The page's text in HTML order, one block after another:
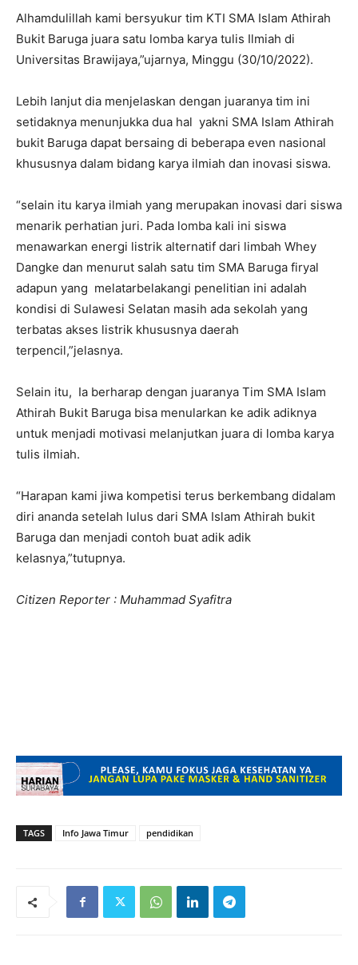
Alhamdulillah kami bersyukur tim KTI SMA Islam Athirah
Bukit Baruga juara satu lomba karya tulis Ilmiah di
Universitas Brawijaya,”ujarnya, Minggu (30/10/2022).
Lebih lanjut dia menjelaskan dengan juaranya tim ini
setidaknya menunjukka dua hal yakni SMA Islam Athirah
bukit Baruga dapat bersaing di beberapa even nasional
khususnya dalam bidang karya ilmiah dan inovasi siswa.
“selain itu karya ilmiah yang merupakan inovasi dari siswa
menarik perhatian juri. Pada lomba kali ini siswa
menawarkan energi listrik alternatif dari limbah Whey
Dangke dan menurut salah satu tim SMA Baruga firyal
adapun yang melatarbelakangi penelitian ini adalah
kondisi di Sulawesi Selatan masih ada sekolah yang
terbatas akses listrik khususnya daerah
terpencil,”jelasnya.
Selain itu, Ia berharap dengan juaranya Tim SMA Islam
Athirah Bukit Baruga bisa menularkan ke adik adiknya
untuk menjadi motivasi melanjutkan juara di lomba karya
tulis ilmiah.
“Harapan kami jiwa kompetisi terus berkembang didalam
diri ananda setelah lulus dari SMA Islam Athirah bukit
Baruga dan menjadi contoh buat adik adik
kelasnya,”tutupnya.
Citizen Reporter : Muhammad Syafitra
TAGS Info Jawa Timur pendidikan